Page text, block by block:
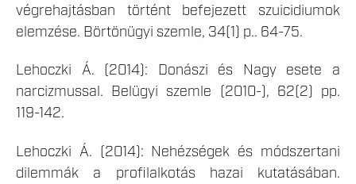
végrehajtásban történt befejezett szuicidiumok
elemzése. Börtönügyi szemle, 34(1) p.. 64-75.
Lehoczki Á. (2014): Donászi és Nagy esete a
narcizmussal. Belügyi szemle (2010-), 62(2) pp.
119-142.
Lehoczki Á. (2014): Nehézségek és módszertani
dilemmák a profilalkotás hazai kutatásában.